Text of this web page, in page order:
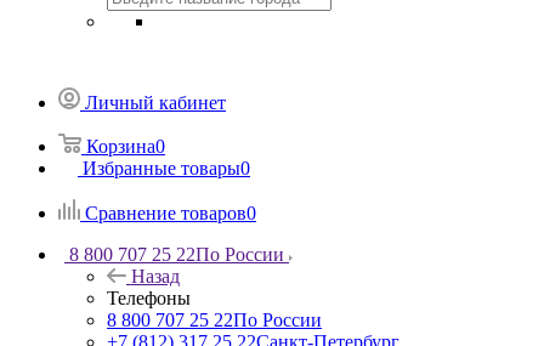
Личный кабинет
Корзина0
Избранные товары0
Сравнение товаров0
8 800 707 25 22По России
Назад
Телефоны
8 800 707 25 22По России
+7 (812) 317 25 22Санкт-Петербург